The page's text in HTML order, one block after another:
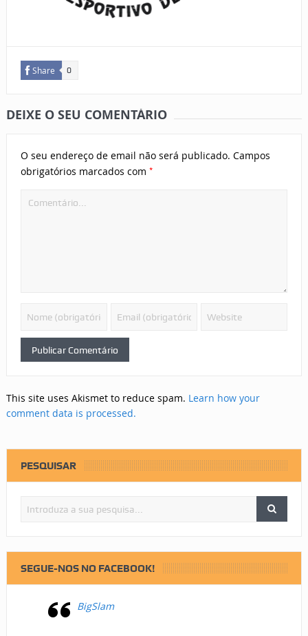
Share 0
DEIXE O SEU COMENTÁRIO
O seu endereço de email não será publicado. Campos
obrigatórios marcados com *
This site uses Akismet to reduce spam. Learn how your
comment data is processed.
PESQUISAR
SEGUE-NOS NO FACEBOOK!
BigSlam